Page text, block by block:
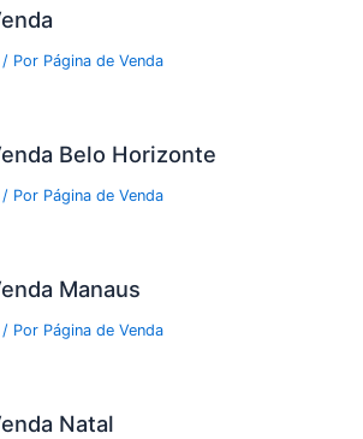
/ Por Página de Venda
Belo Horizonte
/ Por Página de Venda
Manaus
/ Por Página de Venda
Natal